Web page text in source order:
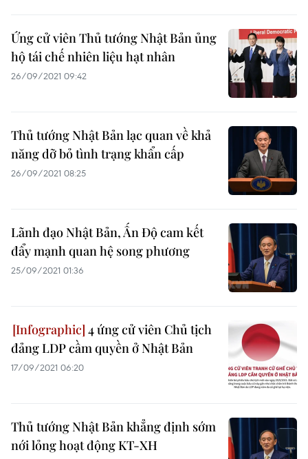
Ứng cử viên Thủ tướng Nhật Bản ủng
hộ tái chế nhiên liệu hạt nhân
26/09/2021 09:42
Thủ tướng Nhật Bản lạc quan về khả
năng dỡ bỏ tình trạng khẩn cấp
26/09/2021 08:25
Lãnh đạo Nhật Bản, Ấn Độ cam kết
đẩy mạnh quan hệ song phương
25/09/2021 01:36
4 ứng cử viên Chủ tịch
đảng LDP cầm quyền ở Nhật Bản
17/09/2021 06:20
Thủ tướng Nhật Bản khẳng định sớm
nới lỏng hoạt động KT-XH